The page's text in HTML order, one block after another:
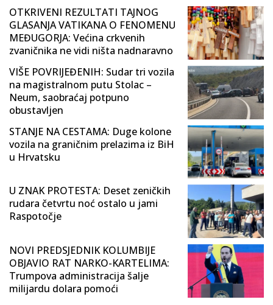
OTKRIVENI REZULTATI TAJNOG
GLASANJA VATIKANA O FENOMENU
MEĐUGORJA: Većina crkvenih
zvaničnika ne vidi ništa nadnaravno
VIŠE POVRIJEĐENIH: Sudar tri vozila
na magistralnom putu Stolac –
Neum, saobraćaj potpuno
obustavljen
STANJE NA CESTAMA: Duge kolone
vozila na graničnim prelazima iz BiH
u Hrvatsku
U ZNAK PROTESTA: Deset zeničkih
rudara četvrtu noć ostalo u jami
Raspotočje
NOVI PREDSJEDNIK KOLUMBIJE
OBJAVIO RAT NARKO-KARTELIMA:
Trumpova administracija šalje
milijardu dolara pomoći